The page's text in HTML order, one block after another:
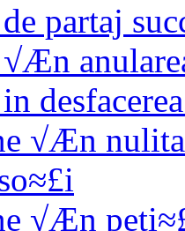
partaj
√Æn
√Æn